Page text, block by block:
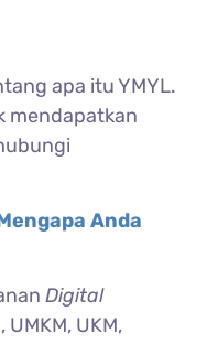
apa itu YMYL.
mendapatkan
Anda
Digital
UKM,